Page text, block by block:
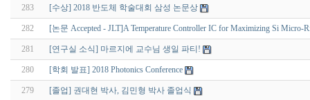
283 [수상] 2018 반도체 학술대회 삼성 논문상
282 [논문 Accepted - JLT]A Temperature Controller IC for Maximizing Si Micro-
281 [연구실 소식] 마르지에 교수님 생일 파티!
280 [학회 발표] 2018 Photonics Conference
279 [졸업] 권대현 박사, 김민형 박사 졸업식